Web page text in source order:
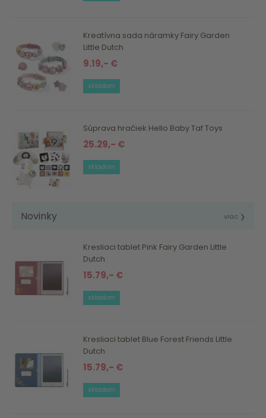
Kreatívna sada náramky Fairy Garden
Little Dutch
9.19,- €
skladom
Súprava hračiek Hello Baby Taf Toys
25.29,- €
skladom
Novinky viac ❯
Kresliaci tablet Pink Fairy Garden Little
Dutch
15.79,- €
skladom
Kresliaci tablet Blue Forest Friends Little
Dutch
15.79,- €
skladom